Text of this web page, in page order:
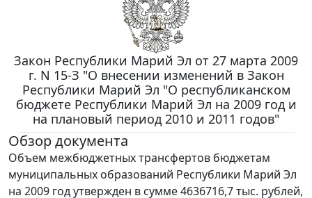
Закон Республики Марий Эл от 27 марта 2009
г. N 15-З "О внесении изменений в Закон
Республики Марий Эл "О республиканском
бюджете Республики Марий Эл на 2009 год и
на плановый период 2010 и 2011 годов"
Обзор документа
Объем межбюджетных трансфертов бюджетам
муниципальных образований Республики Марий Эл
на 2009 год утвержден в сумме 4636716,7 тыс. рублей,